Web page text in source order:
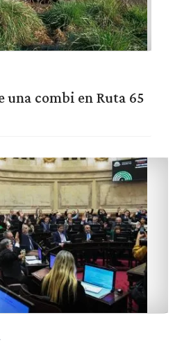
una combi en Ruta 65